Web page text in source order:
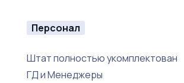
Персонал
Штат полностью укомплектован
ГД и Менеджеры